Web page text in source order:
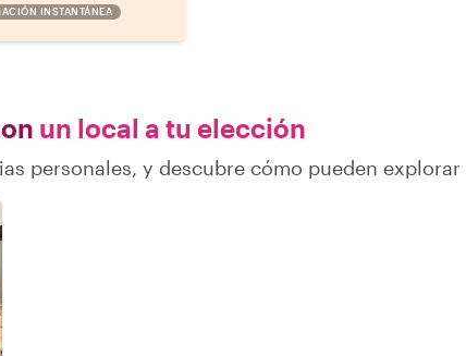
INSTANTÁNEA
un local a tu elección
personales, y descubre cómo pueden